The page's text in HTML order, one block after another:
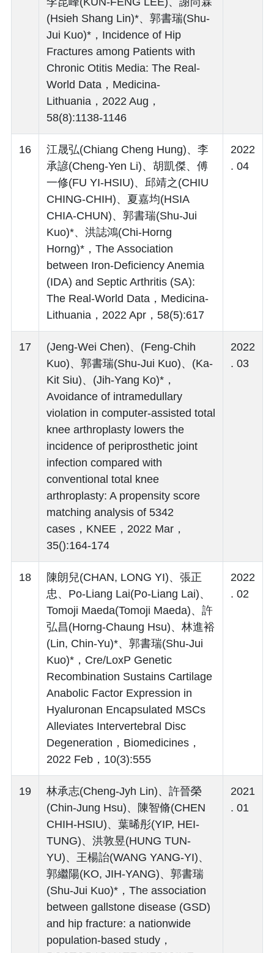
(Hsieh Shang Lin)*、郭書瑞(Shu-
Jui Kuo)*，Incidence of Hip
Fractures among Patients with
Chronic Otitis Media: The Real-
World Data，Medicina-
Lithuania，2022 Aug，
58(8):1138-1146
16
江晟弘(Chiang Cheng Hung)、李
承諺(Cheng-Yen Li)、胡凱傑、傅
一修(FU YI-HSIU)、邱靖之(CHIU
CHING-CHIH)、夏嘉均(HSIA
CHIA-CHUN)、郭書瑞(Shu-Jui
Kuo)*、洪誌鴻(Chi-Horng
Horng)*，The Association
between Iron-Deficiency Anemia
(IDA) and Septic Arthritis (SA):
The Real-World Data，Medicina-
Lithuania，2022 Apr，58(5):617
2022
. 04
17
(Jeng-Wei Chen)、(Feng-Chih
Kuo)、郭書瑞(Shu-Jui Kuo)、(Ka-
Kit Siu)、(Jih-Yang Ko)*，
Avoidance of intramedullary
violation in computer-assisted total
knee arthroplasty lowers the
incidence of periprosthetic joint
infection compared with
conventional total knee
arthroplasty: A propensity score
matching analysis of 5342
cases，KNEE，2022 Mar，
35():164-174
2022
. 03
18
陳朗兒(CHAN, LONG YI)、張正
忠、Po-Liang Lai(Po-Liang Lai)、
Tomoji Maeda(Tomoji Maeda)、許
弘昌(Horng-Chaung Hsu)、林進裕
(Lin, Chin-Yu)*、郭書瑞(Shu-Jui
Kuo)*，Cre/LoxP Genetic
Recombination Sustains Cartilage
Anabolic Factor Expression in
Hyaluronan Encapsulated MSCs
Alleviates Intervertebral Disc
Degeneration，Biomedicines，
2022 Feb，10(3):555
2022
. 02
19
林承志(Cheng-Jyh Lin)、許晉榮
(Chin-Jung Hsu)、陳智脩(CHEN
CHIH-HSIU)、葉晞彤(YIP, HEI-
TUNG)、洪敦昱(HUNG TUN-
YU)、王楊詒(WANG YANG-YI)、
郭繼陽(KO, JIH-YANG)、郭書瑞
(Shu-Jui Kuo)*，The association
between gallstone disease (GSD)
and hip fracture: a nationwide
population-based study，
2021
. 01